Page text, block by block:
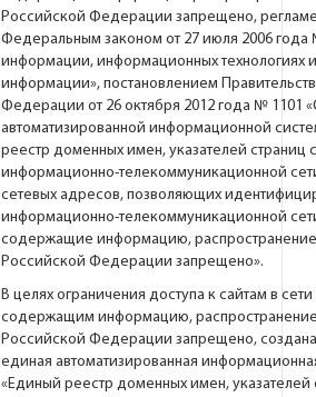
Российской Федерации запрещено,
Федеральным законом от 27 июля 2006
информации, информационных технологиях
информации», постановлением
Федерации от 26 октября 2012 года № 1101
автоматизированной информационной
реестр доменных имен, указателей страниц
информационно-телекоммуникационной
сетевых адресов, позволяющих
информационно-телекоммуникационной
содержащие информацию,
Российской Федерации запрещено».
В целях ограничения доступа к сайтам в сети
содержащим информацию,
Российской Федерации запрещено,
единая автоматизированная
«Единый реестр доменных имен, указателей